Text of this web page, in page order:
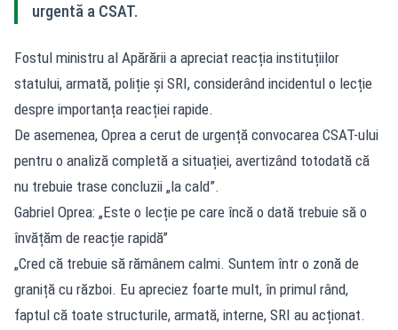
urgentă a CSAT.
Fostul ministru al Apărării a apreciat reacția instituțiilor
statului, armată, poliție și SRI, considerând incidentul o lecție
despre importanța reacției rapide.
De asemenea, Oprea a cerut de urgență convocarea CSAT-ului
pentru o analiză completă a situației, avertizând totodată că
nu trebuie trase concluzii „la cald”.
Gabriel Oprea: „Este o lecție pe care încă o dată trebuie să o
învățăm de reacție rapidă”
„Cred că trebuie să rămânem calmi. Suntem într o zonă de
graniță cu război. Eu apreciez foarte mult, în primul rând,
faptul că toate structurile, armată, interne, SRI au acționat.